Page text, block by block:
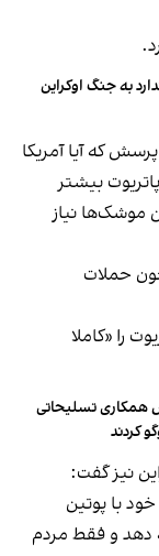
به جنگ اوکراین
که آیا آمریکا
بیشتر
موشک‌ها نیاز
حملات
را «کاملا
همکاری تسلیحاتی
کردند
نیز گفت:
با پوتین
دهد و فقط مردم